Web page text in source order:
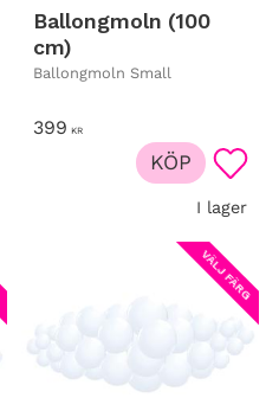
till i favoriter
Ballongmoln (100
cm)
Ballongmoln Small
399 KR
I lager
KÖP
VÄLJ FÄRG